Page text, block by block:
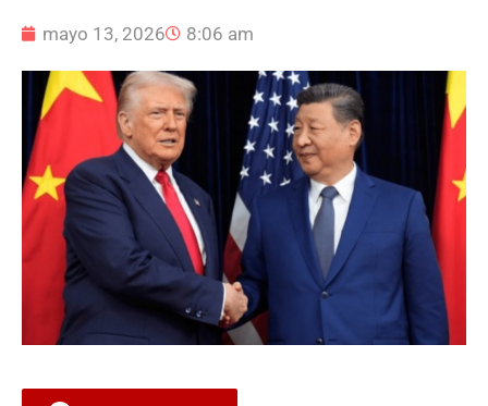
mayo 13, 2026 8:06 am